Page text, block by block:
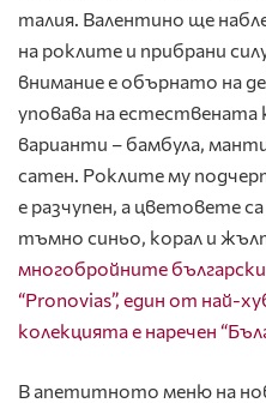
талия. Валентино ще
на роклите и прибрани
внимание е обърнато на
уповава на естествената
варианти – бамбула,
сатен. Роклите му
е разчупен, а цветовете
тъмно синьо, корал и
многобройните
“Pronovias”, един от най-
колекцията е наречен
В апетитното меню на